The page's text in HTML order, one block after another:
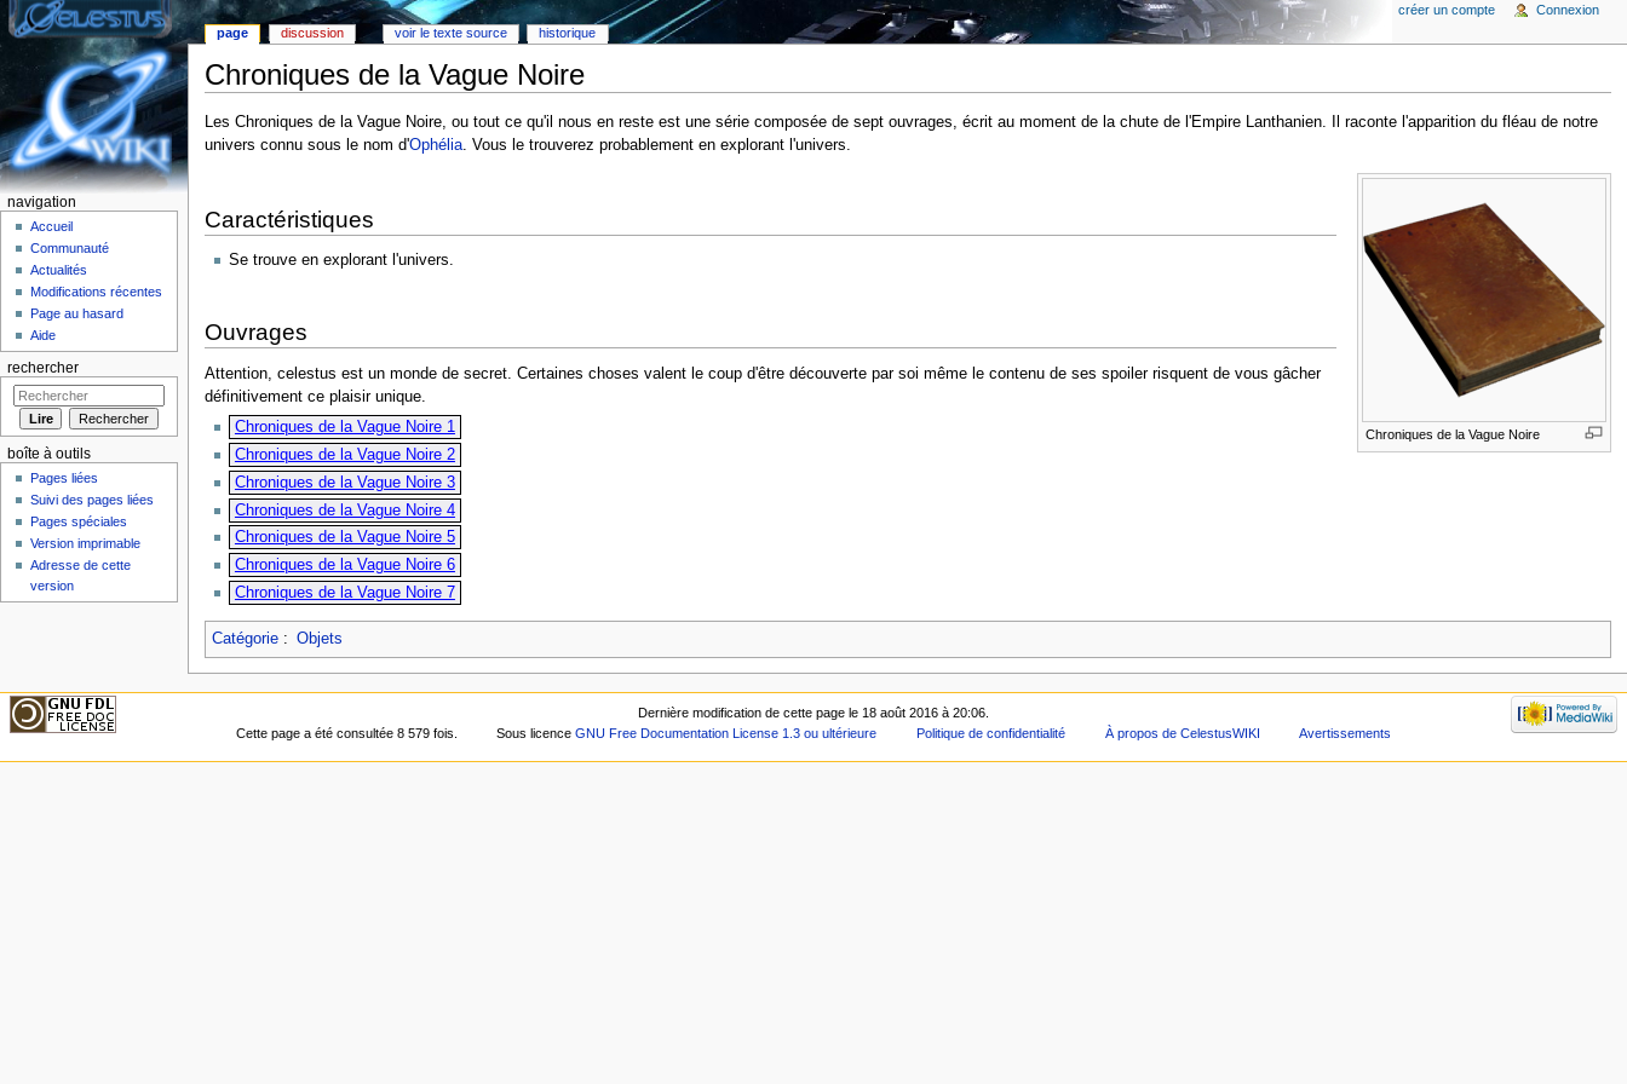
Chroniques de la Vague Noire
Les Chroniques de la Vague Noire, ou tout ce qu'il nous en reste est une série composée de sept ouvrages, écrit au moment de la chute de l'Empire Lanthanien. Il raconte l'apparition du fléau de notre
univers connu sous le nom d'Ophélia. Vous le trouverez probablement en explorant l'univers.
Chroniques de la Vague Noire
Caractéristiques
Se trouve en explorant l'univers.
Ouvrages
Attention, celestus est un monde de secret. Certaines choses valent le coup d'être découverte par soi même le contenu de ses spoiler risquent de vous gâcher
définitivement ce plaisir unique.
Chroniques de la Vague Noire 1
Chroniques de la Vague Noire 2
Chroniques de la Vague Noire 3
Chroniques de la Vague Noire 4
Chroniques de la Vague Noire 5
Chroniques de la Vague Noire 6
Chroniques de la Vague Noire 7
Catégorie: Objets
page discussion voir le texte source historique
créer un compte Connexion
navigation
Accueil
Communauté
Actualités
Modifications récentes
Page au hasard
Aide
rechercher
boîte à outils
Pages liées
Suivi des pages liées
Pages spéciales
Version imprimable
Adresse de cette
version
Dernière modification de cette page le 18 août 2016 à 20:06.
Cette page a été consultée 8 579 fois.
Sous licenceGNU Free Documentation License 1.3 ou ultérieure Politique de confidentialité À propos de CelestusWIKI Avertissements